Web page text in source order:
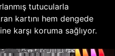
tutucularla
kartını hem dengede
karşı koruma sağlıyor.